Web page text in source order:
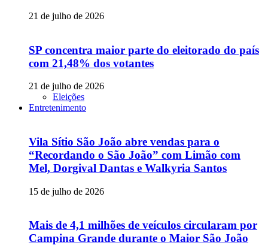
21 de julho de 2026
SP concentra maior parte do eleitorado do país
com 21,48% dos votantes
21 de julho de 2026
Eleições
Entretenimento
Vila Sítio São João abre vendas para o
“Recordando o São João” com Limão com
Mel, Dorgival Dantas e Walkyria Santos
15 de julho de 2026
Mais de 4,1 milhões de veículos circularam por
Campina Grande durante o Maior São João